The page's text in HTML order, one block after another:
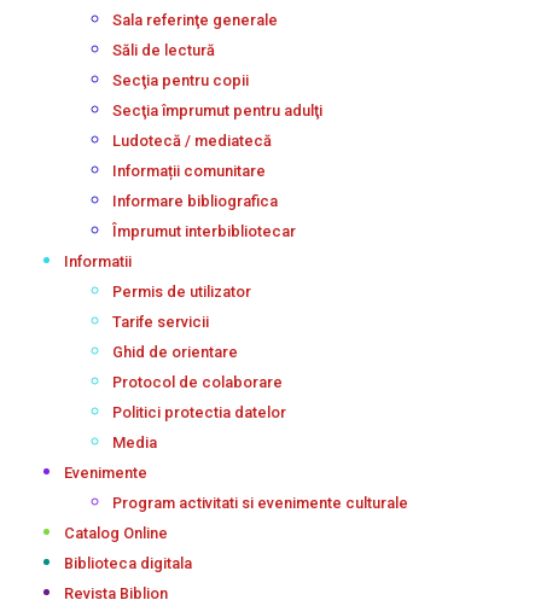
Sala referinţe generale
Săli de lectură
Secţia pentru copii
Secţia împrumut pentru adulţi
Ludotecă / mediatecă
Informații comunitare
Informare bibliografica
Împrumut interbibliotecar
Informatii
Permis de utilizator
Tarife servicii
Ghid de orientare
Protocol de colaborare
Politici protectia datelor
Media
Evenimente
Program activitati si evenimente culturale
Catalog Online
Biblioteca digitala
Revista Biblion